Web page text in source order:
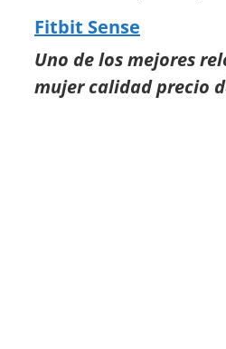
Fitbit Sense
Uno de los mejores
mujer calidad precio